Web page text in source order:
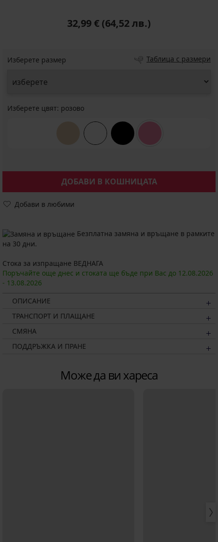
32,99 € (64,52 лв.)
Изберете размер Таблица с размери
Изберете цвят: розово
ДОБАВИ В КОШНИЦАТА
Добави в любими
Безплатна замяна и връщане в рамките
на 30 дни.
Стока за изпращане ВЕДНАГА
Поръчайте още днес и стоката ще бъде при Вас до 12.08.2026
- 13.08.2026
ОПИСАНИЕ
ТРАНСПОРТ И ПЛАЩАНЕ
СМЯНА
ПОДДРЪЖКА И ПРАНЕ
Може да ви хареса